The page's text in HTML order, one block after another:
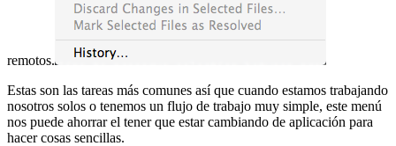
remotos.
Estas son las tareas más comunes así que cuando estamos trabajando
nosotros solos o tenemos un flujo de trabajo muy simple, este menú
nos puede ahorrar el tener que estar cambiando de aplicación para
hacer cosas sencillas.